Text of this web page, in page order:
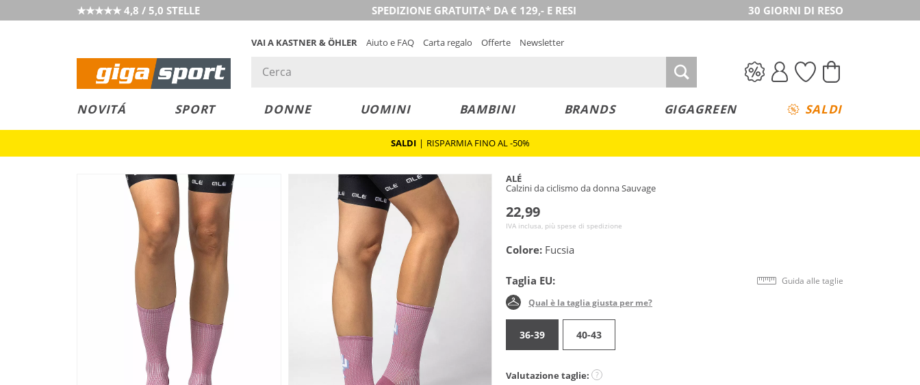
★★★★★ 4,8 / 5,0 STELLE SPEDIZIONE GRATUITA* DA € 129,- E RESI 30 GIORNI DI RESO
VAI A KASTNER & ÖHLER Aiuto e FAQ Carta regalo Offerte Newsletter
NOVITÁ SPORT DONNE UOMINI BAMBINI BRANDS GIGAGREEN SALDI
SALDI | RISPARMIA FINO AL -50%
ALÉ
Calzini da ciclismo da donna Sauvage
22,99
IVA inclusa, più spese di spedizione
Colore: Fucsia
Taglia EU: Guida alle taglie
Qual è la taglia giusta per me?
36-39 40-43
Valutazione taglie: ?